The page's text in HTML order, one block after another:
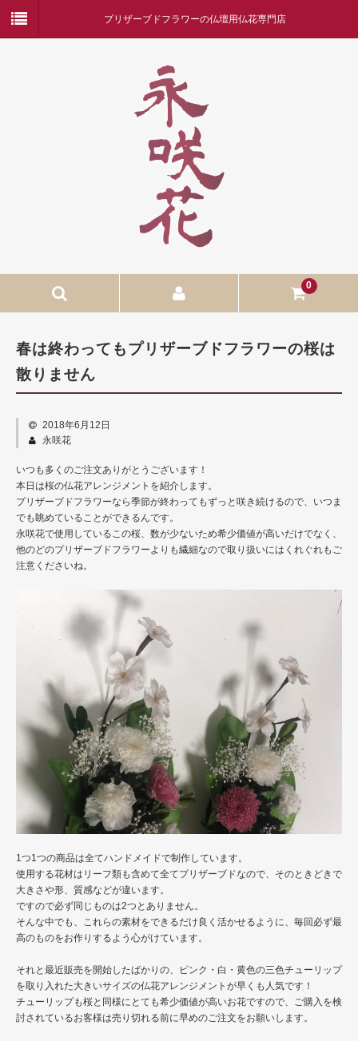
プリザーブドフラワーの仏壇用仏花専門店
0
商品カテゴリー
仏壇用仏花
仏壇用ハーバリウム
花器
グッズ
永咲花の魅力
よくある質問
お問い合わせ
春は終わってもプリザーブドフラワーの桜は
散りません
2018年6月12日
永咲花
いつも多くのご注文ありがとうございます！
本日は桜の仏花アレンジメントを紹介します。
プリザーブドフラワーなら季節が終わってもずっと咲き続けるので、いつま
でも眺めていることができるんです。
永咲花で使用しているこの桜、数が少ないため希少価値が高いだけでなく、
他のどのプリザーブドフラワーよりも繊細なので取り扱いにはくれぐれもご
注意くださいね。
1つ1つの商品は全てハンドメイドで制作しています。
使用する花材はリーフ類も含めて全てプリザーブドなので、そのときどきで
大きさや形、質感などが違います。
ですので必ず同じものは2つとありません。
そんな中でも、これらの素材をできるだけ良く活かせるように、毎回必ず最
高のものをお作りするよう心がけています。
それと最近販売を開始したばかりの、ピンク・白・黄色の三色チューリップ
を取り入れた大きいサイズの仏花アレンジメントが早くも人気です！
チューリップも桜と同様にとても希少価値が高いお花ですので、ご購入を検
討されているお客様は売り切れる前に早めのご注文をお願いします。